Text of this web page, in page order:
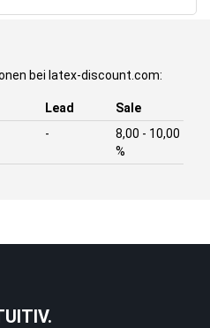
bei latex-discount.com:
Lead
Sale
-
8,00 - 10,00
%